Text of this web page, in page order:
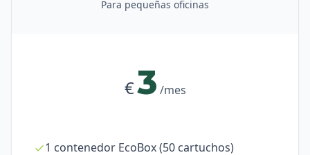
Para pequeñas oficinas
€3 /mes
1 contenedor EcoBox (50 cartuchos)